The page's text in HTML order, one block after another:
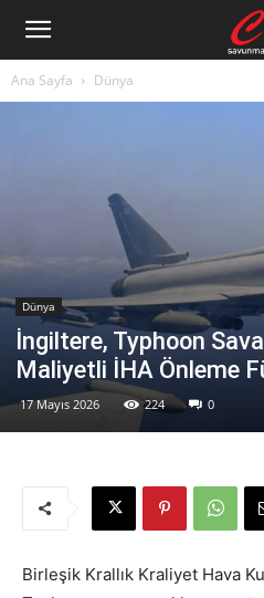
Ana Sayfa Dünya
Dünya
İngiltere, Typhoon
Maliyetli İHA Önleme
17 Mayıs 2026 224 0
Birleşik Krallık Kraliyet Hava